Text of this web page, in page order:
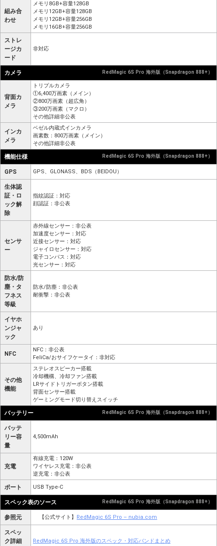
組み合
わせ
メモリ8GB+容量128GB
メモリ12GB+容量128GB
メモリ12GB+容量256GB
メモリ16GB+容量256GB
ストレ
ージカ
ード
非対応
カメラ RedMagic 6S Pro 海外版（Snapdragon 888+）
背面カ
メラ
トリプルカメラ
①6,400万画素（メイン）
②800万画素（超広角）
③200万画素（マクロ）
その他詳細非公表
インカ
メラ
ベゼル内蔵式インカメラ
画素数：800万画素（メイン）
その他詳細非公表
機能仕様 RedMagic 6S Pro 海外版（Snapdragon 888+）
GPS GPS、GLONASS、BDS（BEIDOU）
生体認
証・ロ
ック解
除
指紋認証：対応
顔認証：非公表
センサ
ー
赤外線センサー：非公表
加速度センサー：対応
近接センサー：対応
ジャイロセンサー：対応
電子コンパス：対応
光センサー：対応
防水/防
塵・タ
フネス
等級
防水/防塵：非公表
耐衝撃：非公表
イヤホ
ンジャ
ック
あり
NFC
NFC：非公表
FeliCa/おサイフケータイ：非対応
その他
機能
ステレオスピーカー搭載
冷却機構、冷却ファン搭載
LRサイドトリガーボタン搭載
背面センサー搭載
ゲーミングモード切り替えスイッチ
バッテリー RedMagic 6S Pro 海外版（Snapdragon 888+）
バッテ
リー容
量
4,500mAh
充電
有線充電：120W
ワイヤレス充電：非公表
逆充電：非公表
ポート USB Type-C
スペック表のソース RedMagic 6S Pro 海外版（Snapdragon 888+）
参照元 【公式サイト】 RedMagic 6S Pro – nubia.com
スペッ
ク詳細
RedMagic 6S Pro 海外版のスペック・対応バンドまとめ